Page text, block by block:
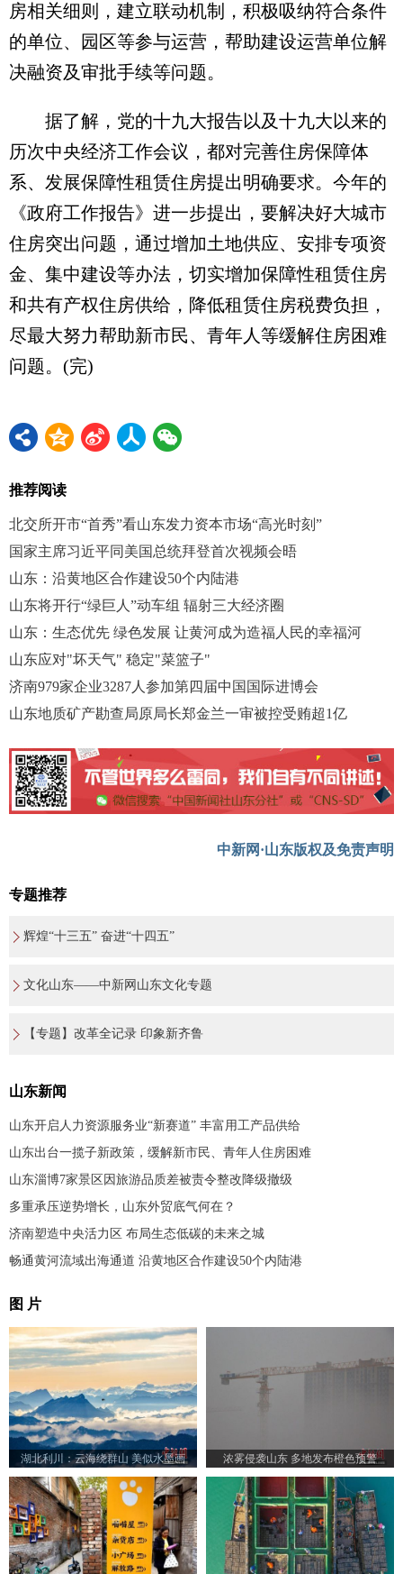
房相关细则，建立联动机制，积极吸纳符合条件
的单位、园区等参与运营，帮助建设运营单位解
决融资及审批手续等问题。
据了解，党的十九大报告以及十九大以来的
历次中央经济工作会议，都对完善住房保障体
系、发展保障性租赁住房提出明确要求。今年的
《政府工作报告》进一步提出，要解决好大城市
住房突出问题，通过增加土地供应、安排专项资
金、集中建设等办法，切实增加保障性租赁住房
和共有产权住房供给，降低租赁住房税费负担，
尽最大努力帮助新市民、青年人等缓解住房困难
问题。(完)
推荐阅读
北交所开市“首秀”看山东发力资本市场“高光时刻”
国家主席习近平同美国总统拜登首次视频会晤
山东：沿黄地区合作建设50个内陆港
山东将开行“绿巨人”动车组 辐射三大经济圈
山东：生态优先 绿色发展 让黄河成为造福人民的幸福河
山东应对"坏天气" 稳定"菜篮子"
济南979家企业3287人参加第四届中国国际进博会
山东地质矿产勘查局原局长郑金兰一审被控受贿超1亿
中新网·山东版权及免责声明
专题推荐
辉煌“十三五” 奋进“十四五”
文化山东——中新网山东文化专题
【专题】改革全记录 印象新齐鲁
山东新闻
山东开启人力资源服务业“新赛道” 丰富用工产品供给
山东出台一揽子新政策，缓解新市民、青年人住房困难
山东淄博7家景区因旅游品质差被责令整改降级撤级
多重承压逆势增长，山东外贸底气何在？
济南塑造中央活力区 布局生态低碳的未来之城
畅通黄河流域出海通道 沿黄地区合作建设50个内陆港
图 片
湖北利川：云海绕群山 美似水墨画 浓雾侵袭山东 多地发布橙色预警